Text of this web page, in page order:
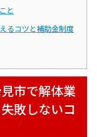
と
るコツと補助金制度
市で解体業
敗しないコ